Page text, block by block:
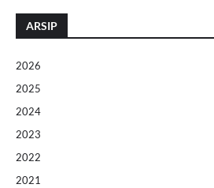
ARSIP
2026
2025
2024
2023
2022
2021